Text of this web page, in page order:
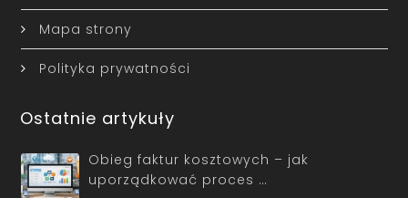
Mapa strony
Polityka prywatności
Ostatnie artykuły
Obieg faktur kosztowych – jak
uporządkować proces …